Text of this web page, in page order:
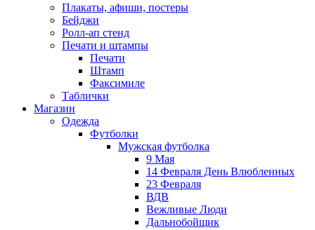
Плакаты, афиши, постеры
Бейджи
Ролл-ап стенд
Печати и штампы
Печати
Штамп
Факсимиле
Таблички
Магазин
Одежда
Футболки
Мужская футболка
9 Мая
14 Февраля День Влюбленных
23 Февраля
ВДВ
Вежливые Люди
Дальнобойщик